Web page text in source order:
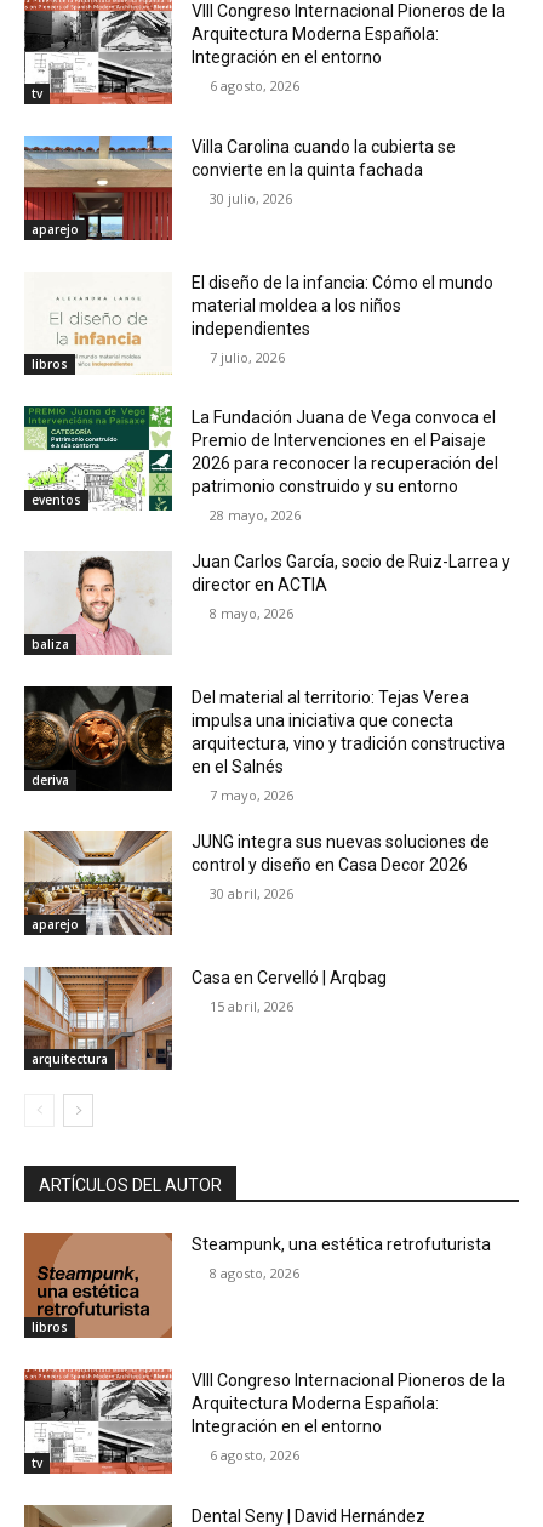
tv
VIII Congreso Internacional Pioneros de la
Arquitectura Moderna Española:
Integración en el entorno
6 agosto, 2026
aparejo
Villa Carolina cuando la cubierta se
convierte en la quinta fachada
30 julio, 2026
libros
El diseño de la infancia: Cómo el mundo
material moldea a los niños
independientes
7 julio, 2026
eventos
La Fundación Juana de Vega convoca el
Premio de Intervenciones en el Paisaje
2026 para reconocer la recuperación del
patrimonio construido y su entorno
28 mayo, 2026
baliza
Juan Carlos García, socio de Ruiz-Larrea y
director en ACTIA
8 mayo, 2026
deriva
Del material al territorio: Tejas Verea
impulsa una iniciativa que conecta
arquitectura, vino y tradición constructiva
en el Salnés
7 mayo, 2026
aparejo
JUNG integra sus nuevas soluciones de
control y diseño en Casa Decor 2026
30 abril, 2026
arquitectura
Casa en Cervelló | Arqbag
15 abril, 2026
ARTÍCULOS DEL AUTOR
libros
Steampunk, una estética retrofuturista
8 agosto, 2026
tv
VIII Congreso Internacional Pioneros de la
Arquitectura Moderna Española:
Integración en el entorno
6 agosto, 2026
Dental Seny | David Hernández